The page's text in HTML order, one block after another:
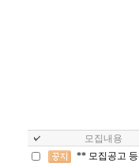
모집내용
** 모집공고